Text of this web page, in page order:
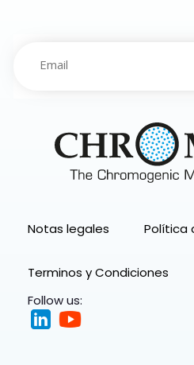
Notas legales Política
Terminos y Condiciones
Follow us: